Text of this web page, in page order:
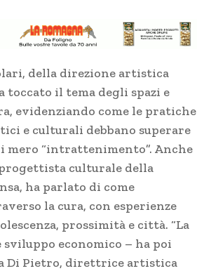
della direzione artistica
toccato il tema degli spazi e
evidenziando come le pratiche
e culturali debbano superare
mero “intrattenimento”. Anche
culturale della
ha parlato di come
la cura, con esperienze
prossimità e città. “La
sviluppo economico – ha poi
Di Pietro, direttrice artistica